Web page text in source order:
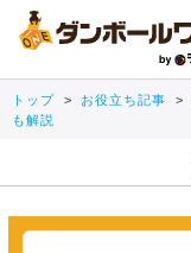
トップ お役立ち記事
も解説